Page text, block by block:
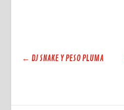
← DJ SNAKE Y PESO PLUMA